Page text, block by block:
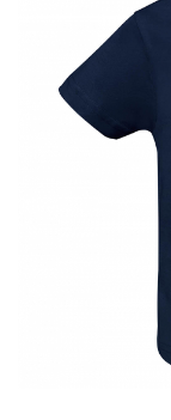
Șepci și căciuli
Accesorii
Colecții
Simboluri
Tricouri cu mesaje